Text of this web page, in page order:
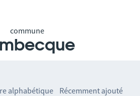
commune
alphabétique Récemment ajouté